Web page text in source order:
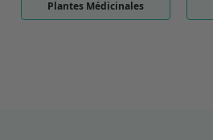
Plantes Médicinales